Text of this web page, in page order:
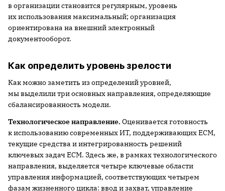
в организации становится регулярным, уровень
их использования максимальный; организация
ориентирована на внешний электронный
документооборот.
Как определить уровень зрелости
Как можно заметить из определений уровней,
мы выделили три основных направления, определяющие
сбалансированность модели.
Технологическое направление. Оценивается готовность
к использованию современных ИТ, поддерживающих ECM,
текущие средства и интегрированность решений
ключевых задач ECM. Здесь же, в рамках технологического
направления, выделяется четыре ключевые области
управления информацией, соответствующих четырем
фазам жизненного цикла: ввод и захват, управление